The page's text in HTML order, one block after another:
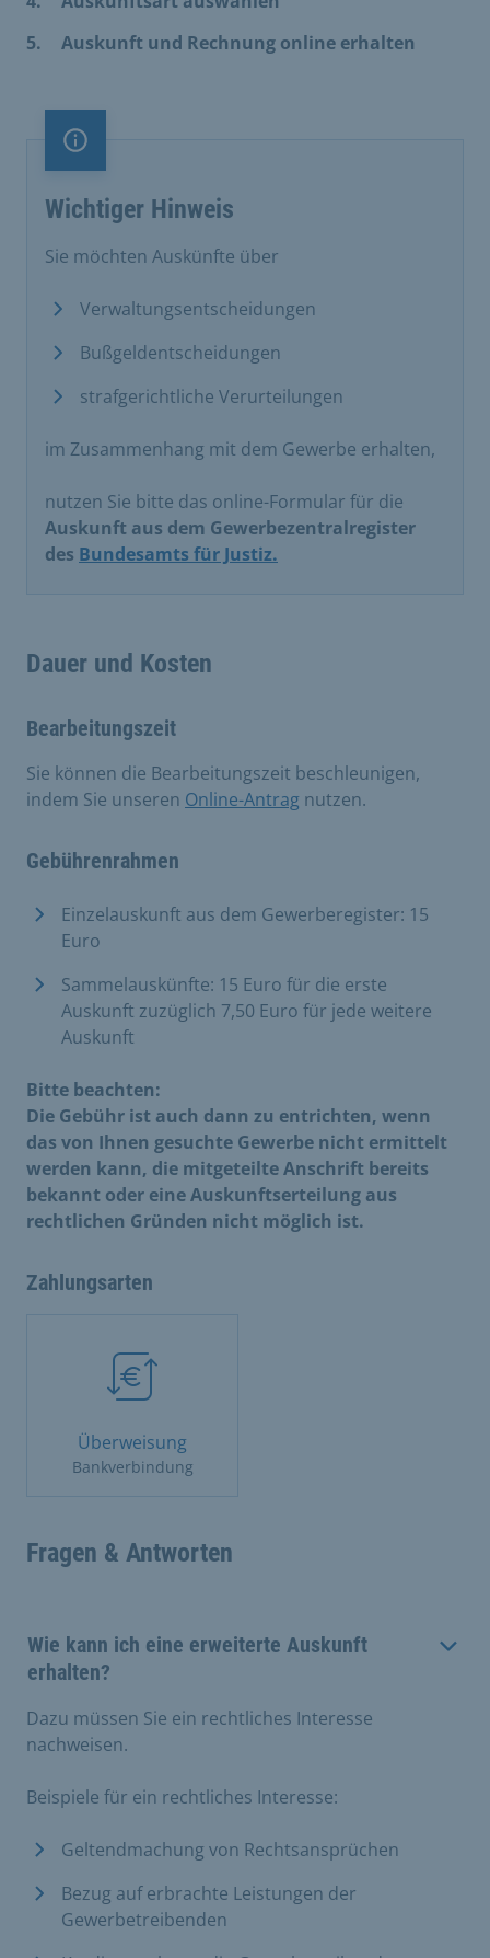
Auskunft und Rechnung online erhalten
Information
Wichtiger Hinweis
Sie möchten Auskünfte über
Verwaltungsentscheidungen
Bußgeldentscheidungen
strafgerichtliche Verurteilungen
im Zusammenhang mit dem Gewerbe erhalten,
nutzen Sie bitte das online-Formular für die
Auskunft aus dem Gewerbezentralregister
des Bundesamts für Justiz.
Dauer und Kosten
Bearbeitungszeit
Sie können die Bearbeitungszeit beschleunigen,
indem Sie unseren Online-Antrag nutzen.
Gebührenrahmen
Einzelauskunft aus dem Gewerberegister: 15
Euro
Sammelauskünfte: 15 Euro für die erste
Auskunft zuzüglich 7,50 Euro für jede weitere
Auskunft
Bitte beachten:
Die Gebühr ist auch dann zu entrichten, wenn
das von Ihnen gesuchte Gewerbe nicht ermittelt
werden kann, die mitgeteilte Anschrift bereits
bekannt oder eine Auskunftserteilung aus
rechtlichen Gründen nicht möglich ist.
Zahlungsarten
Überweisung
Bankverbindung
Fragen & Antworten
Wie kann ich eine erweiterte Auskunft
erhalten?
Dazu müssen Sie ein rechtliches Interesse
nachweisen.
Beispiele für ein rechtliches Interesse:
Geltendmachung von Rechtsansprüchen
Bezug auf erbrachte Leistungen der
Gewerbetreibenden